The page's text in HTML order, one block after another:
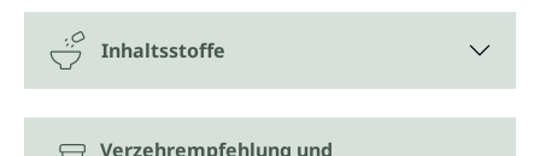
Eine einzige Kapsel von Prosta* Komplex forte deckt
den empfohlenen Tagesbedarf an Vitamin E und
Selen zu je 50 % und an Zink zu 25 % (Prozentsatz
der Nährstoffbezugswerte gem. Verordnung VO (EU)
1169/2011 (LMIV)). Die Kapseln sind ohne
Inhaltsstoffe
Verzehrempfehlung und